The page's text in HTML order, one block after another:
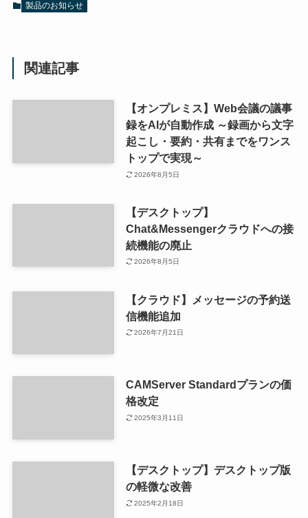
製品のお知らせ
関連記事
【オンプレミス】Web会議の議事
録をAIが自動作成 ～録画から文字
起こし・要約・共有までをワンス
トップで実現～
2026年8月5日
【デスクトップ】
Chat&Messengerクラウドへの接
続機能の廃止
2026年8月5日
【クラウド】メッセージの予約送
信機能追加
2026年7月21日
CAMServer Standardプランの価
格改定
2025年3月11日
【デスクトップ】デスクトップ版
の軽微な改善
2025年2月18日